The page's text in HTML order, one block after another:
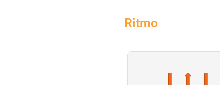
Ritmo